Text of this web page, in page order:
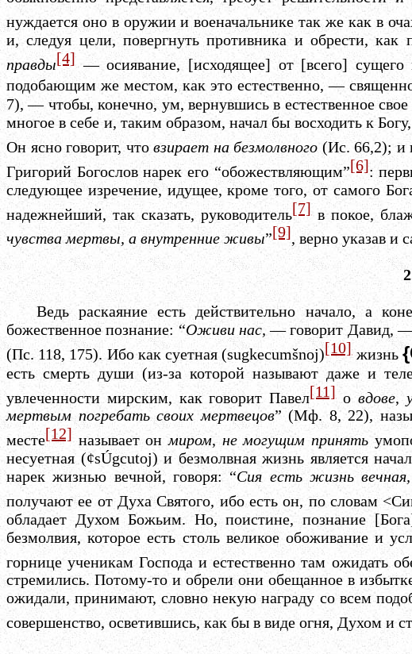
нуждается оно в оружии и военачальнике так же как в
и, следуя цели, повергнуть противника и обрести,
правды[4]— осиявание, [исходящее] от [всего] сущего
подобающим же местом, как это естественно, —
7), — чтобы, конечно, ум, вернувшись в естественное
многое в себе и, таким образом, начал бы восходить к
Он ясно говорит, что взирает на безмолвного (Ис. 66,2); и
Григорий Богослов нарек его “обожествляющим”[6]:
следующее изречение, идущее, кроме того, от самого
надежнейший, так сказать, руководитель[7]в покое,
чувства мертвы, а внутренние живы”[9], верно указав и
Ведь раскаяние есть действительно начало, а
божественное познание: “Оживи нас, — говорит Давид,
(Пс. 118, 175). Ибо как суетная (sugkecumšnoj)[10]жизнь
есть смерть души (из-за которой называют даже и
увлеченности мирским, как говорит Павел[11]о вдове,
мертвым погребать своих мертвецов” (Мф. 8, 22),
месте[12] называет онмиром, не могущим принять
несуетная (¢sÚgcutoj) и безмолвная жизнь является
нарек жизнью вечной, говоря: “Сия есть жизнь
получают ее от Духа Святого, ибо есть он, по словам
обладает Духом Божьим. Но, поистине, познание
безмолвия, которое есть столь великое обоживание и
горнице ученикам Господа и естественно там ожидать
стремились. Потому-то и обрели они обещанное в
ожидали, принимают, словно некую награду со всем
совершенство, осветившись, как бы в виде огня, Духом и